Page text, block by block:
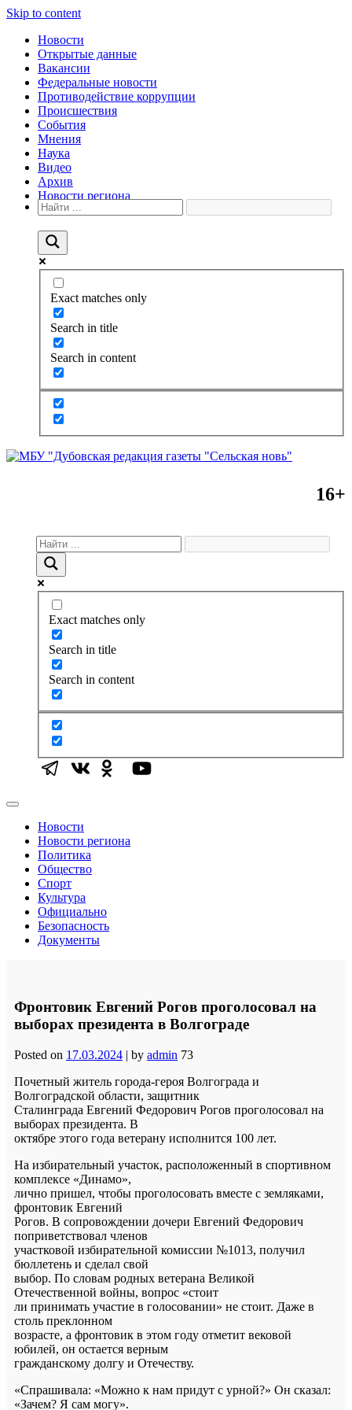
Skip to content
Новости
Открытые данные
Вакансии
Федеральные новости
Противодействие коррупции
Происшествия
События
Мнения
Наука
Видео
Архив
Новости региона
Exact matches only
Search in title
Search in content
16+
Exact matches only
Search in title
Search in content
Новости
Новости региона
Политика
Общество
Спорт
Культура
Официально
Безопасность
Документы
Фронтовик Евгений Рогов проголосовал на
выборах президента в Волгограде
Posted on 17.03.2024 | by admin 73
Почетный житель города-героя Волгограда и
Волгоградской области, защитник
Сталинграда Евгений Федорович Рогов проголосовал на
выборах президента. В
октябре этого года ветерану исполнится 100 лет.
На избирательный участок, расположенный в спортивном
комплексе «Динамо»,
лично пришел, чтобы проголосовать вместе с земляками,
фронтовик Евгений
Рогов. В сопровождении дочери Евгений Федорович
поприветствовал членов
участковой избирательной комиссии №1013, получил
бюллетень и сделал свой
выбор. По словам родных ветерана Великой
Отечественной войны, вопрос «стоит
ли принимать участие в голосовании» не стоит. Даже в
столь преклонном
возрасте, а фронтовик в этом году отметит вековой
юбилей, он остается верным
гражданскому долгу и Отечеству.
«Спрашивала: «Можно к нам придут с урной?» Он сказал:
«Зачем? Я сам могу».